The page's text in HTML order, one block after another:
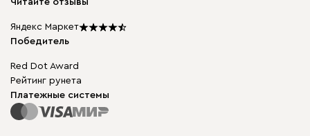
Подарочные сертификаты
Мы в прессе
Столы и стулья
Читайте отзывы
Яндекс Маркет
Победитель
Red Dot Award
Рейтинг рунета
Платежные системы